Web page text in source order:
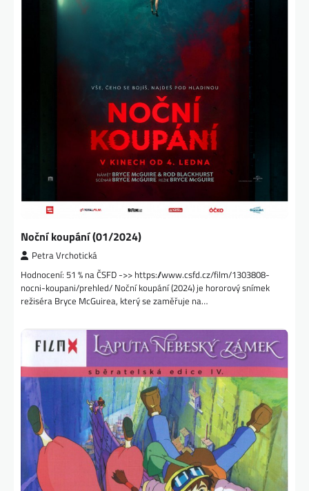
Noční koupání (01/2024)
Petra Vrchotická
Hodnocení: 51 % na ČSFD ->> https://www.csfd.cz/film/1303808-
nocni-koupani/prehled/ Noční koupání (2024) je hororový snímek
režiséra Bryce McGuirea, který se zaměřuje na…